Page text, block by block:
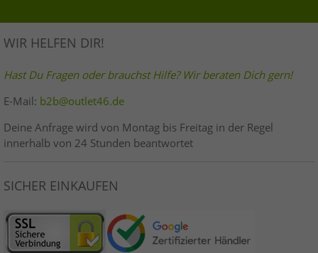
WIR HELFEN DIR!
Hast Du Fragen oder brauchst Hilfe? Wir beraten Dich gern!
E-Mail: b2b@outlet46.de
Deine Anfrage wird von Montag bis Freitag in der Regel
innerhalb von 24 Stunden beantwortet
SICHER EINKAUFEN